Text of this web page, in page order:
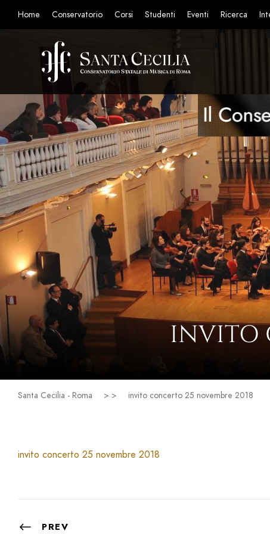
Home Conservatorio Corsi Studenti Eventi Ricerca
INVITO
Santa Cecilia - Roma > > invito concerto 25 novembre 2018
invito concerto 25 novembre 2018
PREV